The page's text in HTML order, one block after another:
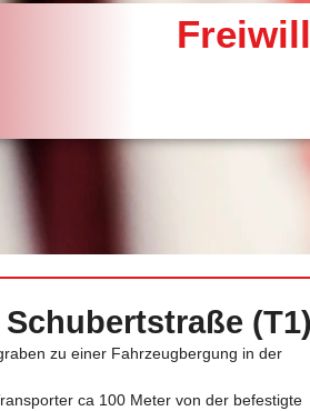
(T1)
zu einer Fahrzeugbergung in der
ca 100 Meter von der befestigte